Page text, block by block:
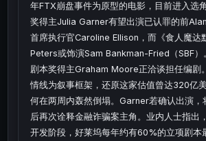
年FTX崩盘事件为原型的电影，目前进入选
奖得主Julia Garner有望出演已认罪的前
首席执行官Caroline Ellison，而《食人魔达
Peters或饰演Sam Bankman-Fried（SBF）
剧本奖得主Graham Moore正洽谈担任编剧
情线为叙事框架，还原这家估值曾达320亿
何在两周内轰然倒塌。Garner若确认出演，
后再次诠释金融诈骗案主角。业内人士指出
开发阶段，好莱坞每年约有60%的立项剧本